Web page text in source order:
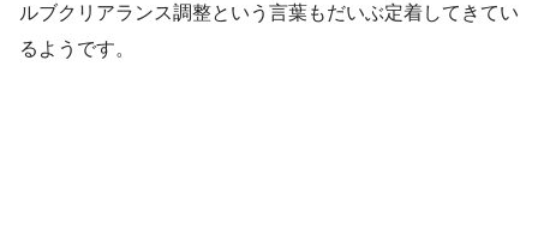
ルブクリアランス調整という言葉もだいぶ定着してきてい
るようです。